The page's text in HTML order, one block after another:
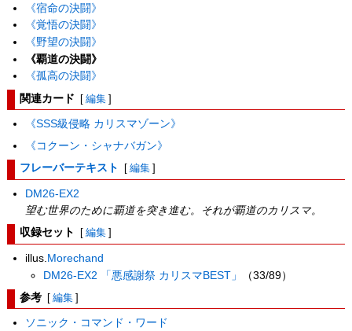
《宿命の決闘》
《覚悟の決闘》
《野望の決闘》
《覇道の決闘》
《孤高の決闘》
関連カード [ 編集 ]
《SSS級侵略 カリスマゾーン》
《コクーン・シャナバガン》
フレーバーテキスト [ 編集 ]
DM26-EX2
望む世界のために覇道を突き進む。それが覇道のカリスマ。
収録セット [ 編集 ]
illus. Morechand
DM26-EX2 「悪感謝祭 カリスマBEST」
（33/89）
参考 [ 編集 ]
ソニック・コマンド・ワード